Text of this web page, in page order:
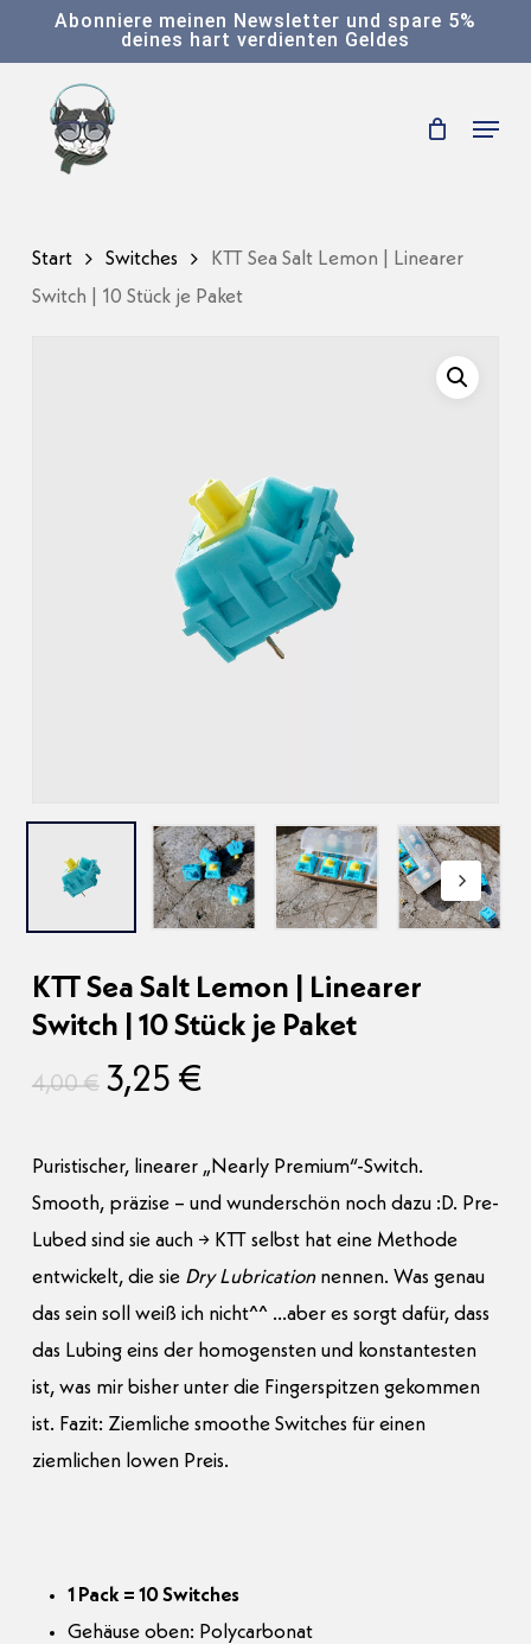
content
Abonniere meinen Newsletter und spare 5%
deines hart verdienten Geldes
Start Switches
KTT Sea Salt Lemon | Linearer
Switch | 10 Stück je Paket
KTT Sea Salt Lemon | Linearer
Switch | 10 Stück je Paket
4,00€ Ursprünglicher
war:
4,00 €
3,25 €Aktueller
ist:
3,25 €.
Puristischer, linearer „Nearly Premium“-Switch.
Smooth, präzise – und wunderschön noch dazu :D. Pre-
Lubed sind sie auch → KTT selbst hat eine Methode
entwickelt, die sie Dry Lubricationnennen. Was genau
das sein soll weiß ich nicht^^ …aber es sorgt dafür, dass
das Lubing eins der homogensten und konstantesten
ist, was mir bisher unter die Fingerspitzen gekommen
ist. Fazit: Ziemliche smoothe Switches für einen
ziemlichen lowen Preis.
1 Pack = 10 Switches
Gehäuse oben: Polycarbonat